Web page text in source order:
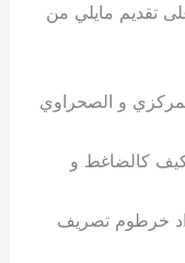
تقديم مايلي من
و الصحراوي
كالضاغط و
خرطوم تصريف